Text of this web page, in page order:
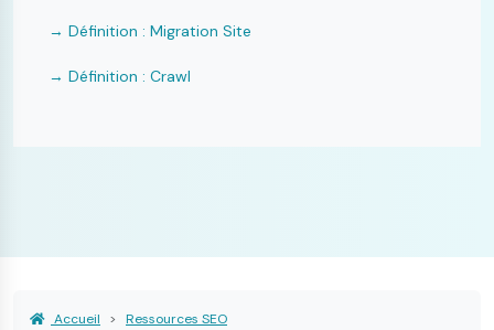
→ Définition : Migration Site
→ Définition : Crawl
Accueil
Ressources SEO